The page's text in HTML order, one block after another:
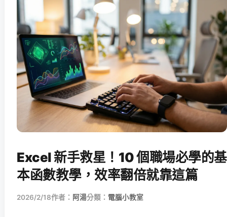
Excel 新手救星！10 個職場必學的基
本函數教學，效率翻倍就靠這篇
2026/2/18作者： 阿湯分類： 電腦小教室